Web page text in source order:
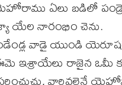
ఏలు బడిలో
నారంభిం చెను.
వాడై యుండి
ఇశ్రాయేలు రాజైన ఒమీ